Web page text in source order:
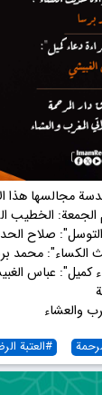
مجالسها هذا
الخطيب
التوسل": صلاح
الكساء": محمد
كميل": عباس
والعشاء
#العتبة